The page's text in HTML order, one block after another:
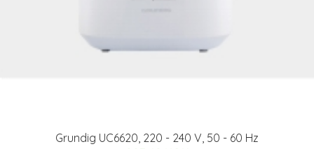
Grundig UC6620, 220 - 240 V, 50 - 60 Hz